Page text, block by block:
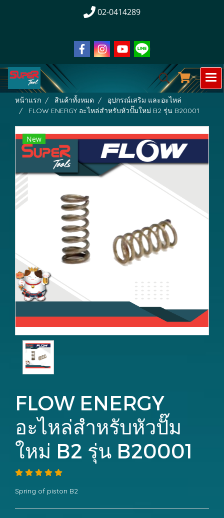
02-0414289
หน้าแรก สินค้าทั้งหมด
อุปกรณ์เสริม และอะไหล่
FLOW ENERGY อะไหล่สำหรับหัวปั๊มใหม่ B2 รุ่น B20001
New
FLOW ENERGY
อะไหล่สำหรับหัวปั๊ม
ใหม่ B2 รุ่น B20001
Spring of piston B2